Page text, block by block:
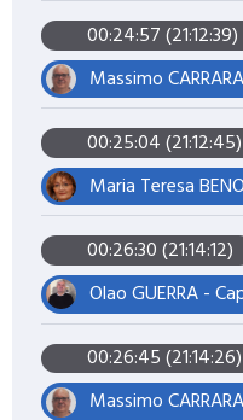
00:24:57 (21:12:39)
00:25:04 (21:12:45)
Maria Teresa
00:26:30 (21:14:12)
Olao GUERRA -
00:26:45 (21:14:26)